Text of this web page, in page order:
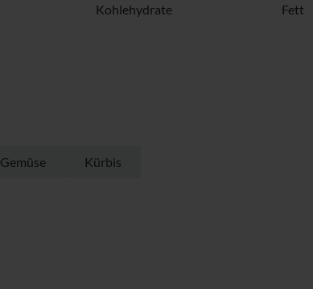
Kohlehydrate Fett
Gemüse Kürbis